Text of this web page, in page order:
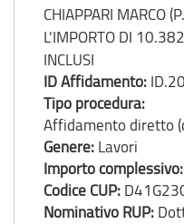
CHIAPPARI MARCO
L'IMPORTO DI
INCLUSI
ID Affidamento:
Tipo procedura:
Affidamento diretto
Genere: Lavori
Importo complessivo:
Codice CUP:
Nominativo RUP: